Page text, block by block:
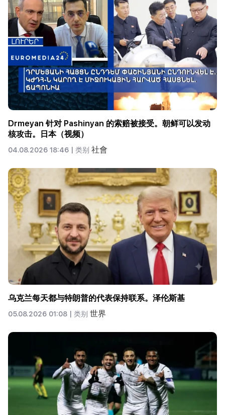
Drmeyan 针对 Pashinyan 的索赔被接受。朝鲜可以发动
核攻击。日本（视频）
04.08.2026 18:46 | 类别 社會
乌克兰每天都与特朗普的代表保持联系。泽伦斯基
05.08.2026 01:08 | 类别 世界